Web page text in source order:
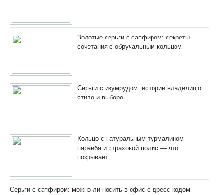
Золотые серьги с сапфиром: секреты
сочетания с обручальным кольцом
Серьги с изумрудом: истории владелиц о
стиле и выборе
Кольцо с натуральным турмалином
параиба и страховой полис — что
покрывает
Серьги с сапфиром: можно ли носить в офис с дресс-кодом